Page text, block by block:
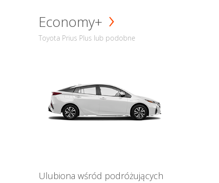
Economy+
Toyota Prius Plus lub podobne
Ulubiona wśród podróżujących